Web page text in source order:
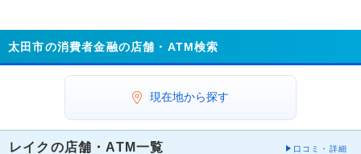
太田市の消費者金融の店舗・ATM検索
現在地から探す
レイクの店舗・ATM一覧 口コミ・詳細